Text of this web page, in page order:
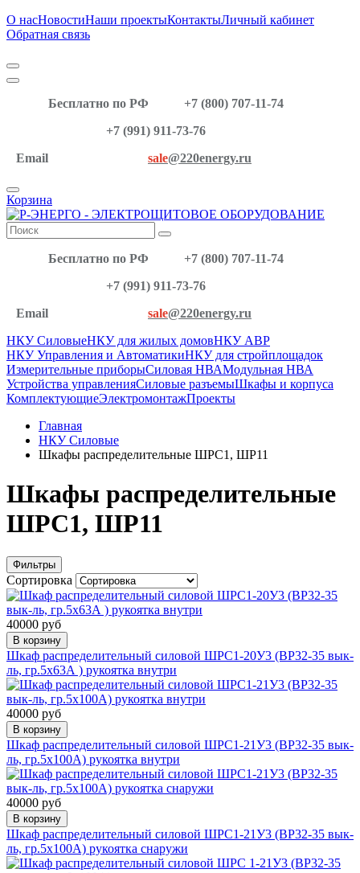
О насНовостиНаши проектыКонтактыЛичный кабинет
Обратная связь
Бесплатно по РФ
+7 (800) 707-11-74
+7 (991) 911-73-76
Email
sale@220energy.ru
Корзина
Бесплатно по РФ
+7 (800) 707-11-74
+7 (991) 911-73-76
Email
sale@220energy.ru
НКУ СиловыеНКУ для жилых домовНКУ АВР
НКУ Управления и АвтоматикиНКУ для стройплощадок
Измерительные приборыСиловая НВАМодульная НВА
Устройства управленияСиловые разъемыШкафы и корпуса
КомплектующиеЭлектромонтажПроекты
Главная
НКУ Силовые
Шкафы распределительные ШРС1, ШР11
Шкафы распределительные
ШРС1, ШР11
Фильтры
Сортировка
40000 руб
В корзину
Шкаф распределительный силовой ШРС1-20У3 (ВР32-35 вык-
ль, гр.5х63А ) рукоятка внутри
40000 руб
В корзину
Шкаф распределительный силовой ШРС1-21У3 (ВР32-35 вык-
ль, гр.5х100А) рукоятка внутри
40000 руб
В корзину
Шкаф распределительный силовой ШРС1-21У3 (ВР32-35 вык-
ль, гр.5х100А) рукоятка снаружи